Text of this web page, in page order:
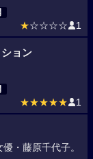
★☆☆☆☆ 1
ョン
★★★★★ 1
・藤原千代子。